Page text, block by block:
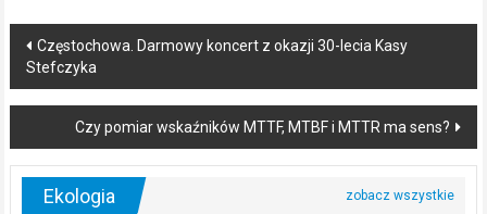
Post
navigation
Częstochowa. Darmowy koncert z okazji 30-lecia Kasy
Stefczyka
Czy pomiar wskaźników MTTF, MTBF i MTTR ma sens?
Ekologia